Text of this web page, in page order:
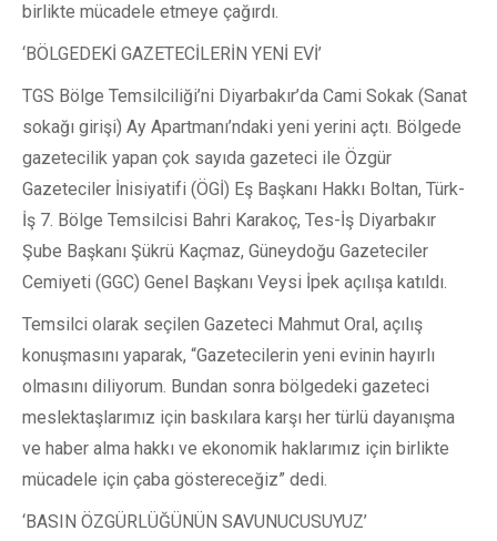
birlikte mücadele etmeye çağırdı.
‘BÖLGEDEKİ GAZETECİLERİN YENİ EVİ’
TGS Bölge Temsilciliği’ni Diyarbakır’da Cami Sokak (Sanat
sokağı girişi) Ay Apartmanı’ndaki yeni yerini açtı. Bölgede
gazetecilik yapan çok sayıda gazeteci ile Özgür
Gazeteciler İnisiyatifi (ÖGİ) Eş Başkanı Hakkı Boltan, Türk-
İş 7. Bölge Temsilcisi Bahri Karakoç, Tes-İş Diyarbakır
Şube Başkanı Şükrü Kaçmaz, Güneydoğu Gazeteciler
Cemiyeti (GGC) Genel Başkanı Veysi İpek açılışa katıldı.
Temsilci olarak seçilen Gazeteci Mahmut Oral, açılış
konuşmasını yaparak, “Gazetecilerin yeni evinin hayırlı
olmasını diliyorum. Bundan sonra bölgedeki gazeteci
meslektaşlarımız için baskılara karşı her türlü dayanışma
ve haber alma hakkı ve ekonomik haklarımız için birlikte
mücadele için çaba göstereceğiz” dedi.
‘BASIN ÖZGÜRLÜĞÜNÜN SAVUNUCUSUYUZ’